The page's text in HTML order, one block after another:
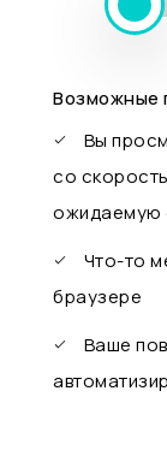
Возможные
Вы
со
ожидаемую
Что-то
браузере
Ваше